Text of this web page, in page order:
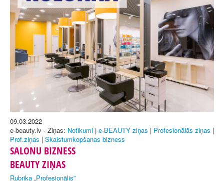
09.03.2022
e-beauty.lv - Ziņas: Notikumi | e-BEAUTY ziņas | Profesionālās ziņas |
Prof.ziņas | Skaistumkopšanas bizness
SALONU BIZNESS
BEAUTY ZIŅAS
Rubrika „Profesionālis”